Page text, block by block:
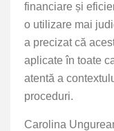
financiare și
o utilizare mai
a precizat că
aplicate în toate
atentă a
proceduri.
Carolina